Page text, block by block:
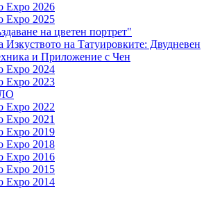
Expo 2026
Expo 2025
на цветен портрет"
Изкуството на Татуировките: Двудневен
и Приложение с Чен
Expo 2024
Expo 2023
Expo 2022
Expo 2021
Expo 2019
Expo 2018
Expo 2016
Expo 2015
Expo 2014